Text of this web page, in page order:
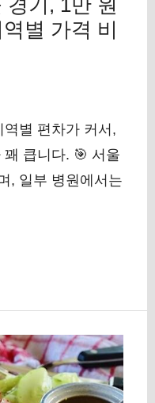
기, 1만 원
별 가격 비
별 편차가 커서,
큽니다. 🎯 서울
, 일부 병원에서는